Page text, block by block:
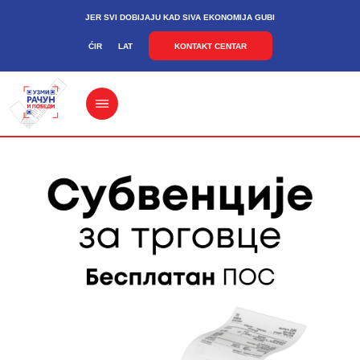
JER SVI DOBIJAJU KAD SIVA EKONOMIJA GUBI
ĆIR LAT KONTAKT CENTAR